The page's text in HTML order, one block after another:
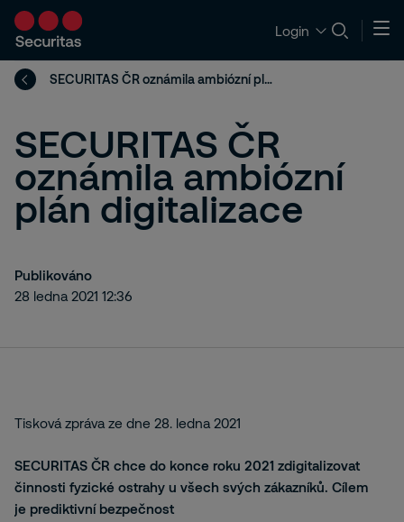
Login
SECURITAS ČR oznámila ambiózní plán digitalizace
SECURITAS ČR
oznámila ambiózní
plán digitalizace
Publikováno
28 ledna 2021 12:36
Tisková zpráva ze dne 28. ledna 2021
SECURITAS ČR chce do konce roku 2021 zdigitalizovat
činnosti fyzické ostrahy u všech svých zákazníků. Cílem
je prediktivní bezpečnost